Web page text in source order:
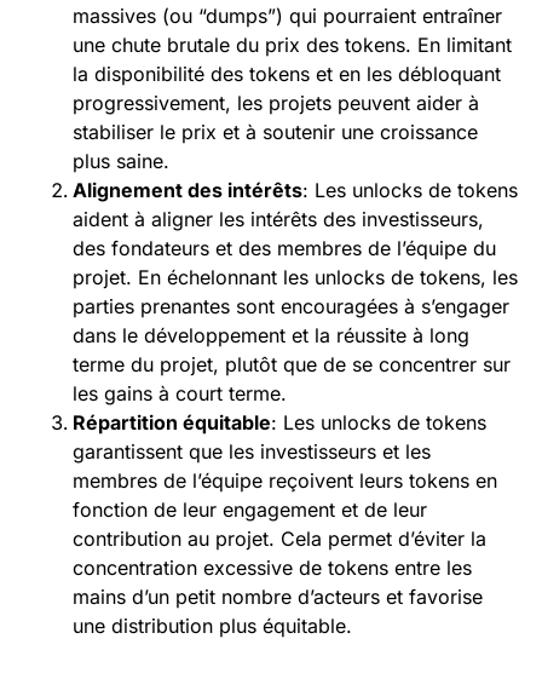
massives (ou “dumps”) qui pourraient entraîner
une chute brutale du prix des tokens. En limitant
la disponibilité des tokens et en les débloquant
progressivement, les projets peuvent aider à
stabiliser le prix et à soutenir une croissance
plus saine.
Alignement des intérêts: Les unlocks de tokens
aident à aligner les intérêts des investisseurs,
des fondateurs et des membres de l’équipe du
projet. En échelonnant les unlocks de tokens, les
parties prenantes sont encouragées à s’engager
dans le développement et la réussite à long
terme du projet, plutôt que de se concentrer sur
les gains à court terme.
Répartition équitable: Les unlocks de tokens
garantissent que les investisseurs et les
membres de l’équipe reçoivent leurs tokens en
fonction de leur engagement et de leur
contribution au projet. Cela permet d’éviter la
concentration excessive de tokens entre les
mains d’un petit nombre d’acteurs et favorise
une distribution plus équitable.